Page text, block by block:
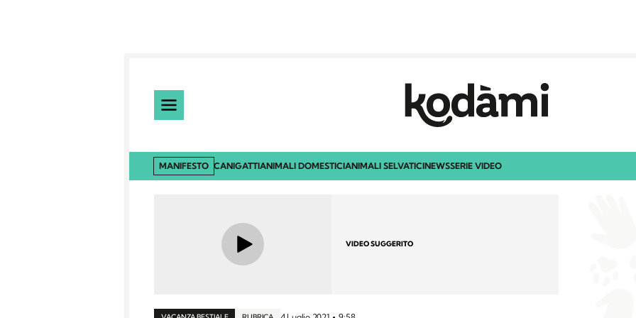
MANIFESTO CANIGATTIANIMALI DOMESTICIANIMALI SELVATICINEWSSERIE VIDEO
VIDEO SUGGERITO